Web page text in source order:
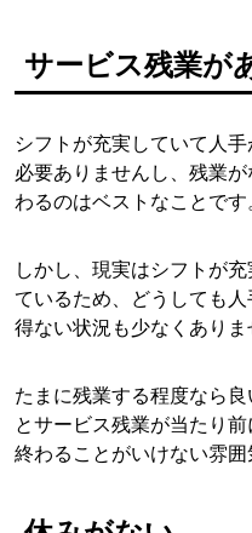
サービス残業が
シフトが充実していて人
必要ありませんし、残業
わるのはベストなことです
しかし、現実はシフトが
ているため、どうしても
得ない状況も少なくありま
たまに残業する程度なら
とサービス残業が当たり
終わることがいけない雰囲